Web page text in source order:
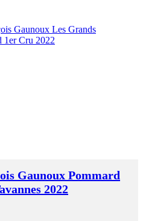
Gaunoux Pommard
2022